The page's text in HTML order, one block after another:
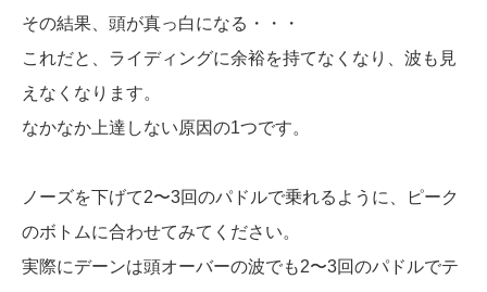
その結果、頭が真っ白になる・・・
これだと、ライディングに余裕を持てなくなり、波も見
えなくなります。
なかなか上達しない原因の1つです。
ノーズを下げて2〜3回のパドルで乗れるように、ピーク
のボトムに合わせてみてください。
実際にデーンは頭オーバーの波でも2〜3回のパドルでテ